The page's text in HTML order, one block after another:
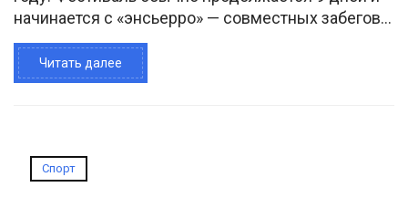
начинается с «энсьерро» — совместных забегов...
Читать далее
Спорт